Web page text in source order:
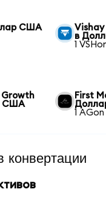
США
в
1
Growth
США
First
1
конвертации